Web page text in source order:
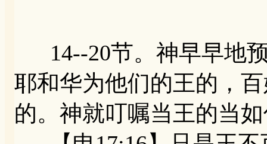
14--20节。神早早地
耶和华为他们的王的，
的。神就叮嘱当王的当